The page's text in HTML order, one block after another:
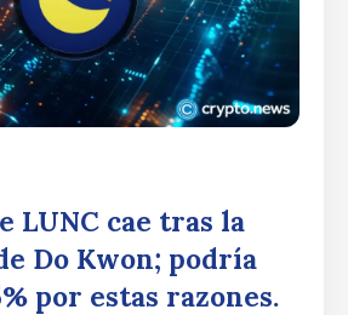
LUNC cae tras la
Do Kwon; podría
por estas razones.